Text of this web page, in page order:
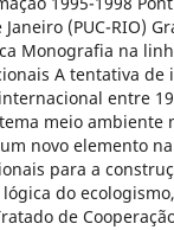
(PUC-RIO)
Monografia na
A tentativa de
entre
meio ambiente
novo elemento
para a
do
de